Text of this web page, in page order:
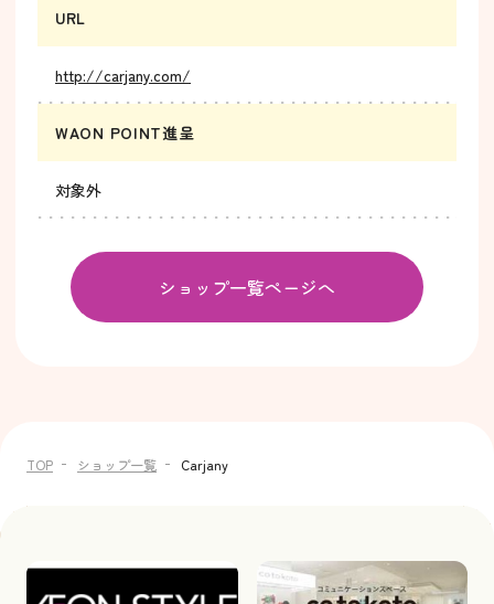
URL
http://carjany.com/
WAON POINT進呈
対象外
ショップ一覧ページへ
TOP ショップ一覧 Carjany